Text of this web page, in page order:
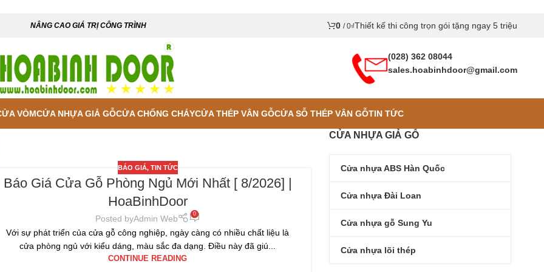
NÂNG CAO GIÁ TRỊ CÔNG TRÌNH 0 / 0₫Thiết kế thi công trọn gói tặng ngay 5 triệu
(028) 362 08044
sales.hoabinhdoor@gmail.com
VÒMCỬA NHỰA GIẢ GỖCỬA CHỐNG CHÁYCỬA THÉP VÂN GỖCỬA SỖ THÉP VÂN GỖTIN TỨC
BÁO GIÁ, TIN TỨC
Báo Giá Cửa Gỗ Phòng Ngủ Mới Nhất [ 8/2026] |
HoaBinhDoor
Posted byAdmin Web 0
Với sự phát triển của cửa gỗ công nghiệp, ngày càng có nhiều chất liệu là
cửa phòng ngủ với kiểu dáng, màu sắc đa dạng. Điều này đã giú...
CONTINUE READING
CỬA NHỰA GIẢ GỖ
Cửa nhựa ABS Hàn Quốc
Cửa nhựa Đài Loan
Cửa nhựa gỗ Sung Yu
Cửa nhựa lõi thép